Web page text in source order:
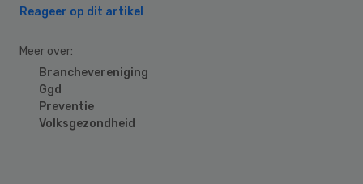
Reageer op dit artikel
Meer over:
Branchevereniging
Ggd
Preventie
Volksgezondheid